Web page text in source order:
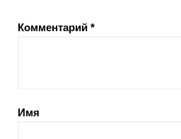
Комментарий *
Имя